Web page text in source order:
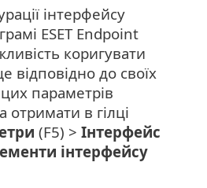
інтерфейсу
ESET Endpoint
коригувати
відповідно до своїх
параметрів
отримати в гілці
(F5) > Інтерфейс
інтерфейсу